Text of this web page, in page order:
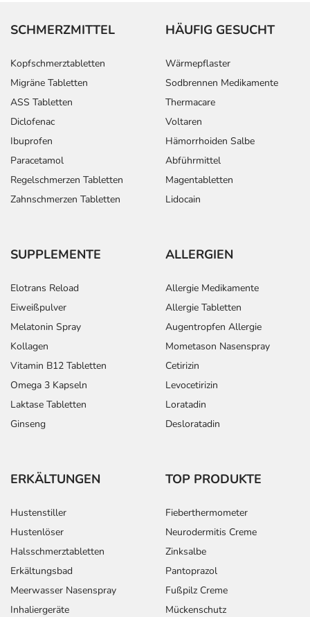
SCHMERZMITTEL
Kopfschmerztabletten
Migräne Tabletten
ASS Tabletten
Diclofenac
Ibuprofen
Paracetamol
Regelschmerzen Tabletten
Zahnschmerzen Tabletten
HÄUFIG GESUCHT
Wärmepflaster
Sodbrennen Medikamente
Thermacare
Voltaren
Hämorrhoiden Salbe
Abführmittel
Magentabletten
Lidocain
SUPPLEMENTE
Elotrans Reload
Eiweißpulver
Melatonin Spray
Kollagen
Vitamin B12 Tabletten
Omega 3 Kapseln
Laktase Tabletten
Ginseng
ALLERGIEN
Allergie Medikamente
Allergie Tabletten
Augentropfen Allergie
Mometason Nasenspray
Cetirizin
Levocetirizin
Loratadin
Desloratadin
ERKÄLTUNGEN
Hustenstiller
Hustenlöser
Halsschmerztabletten
Erkältungsbad
Meerwasser Nasenspray
Inhaliergeräte
TOP PRODUKTE
Fieberthermometer
Neurodermitis Creme
Zinksalbe
Pantoprazol
Fußpilz Creme
Mückenschutz